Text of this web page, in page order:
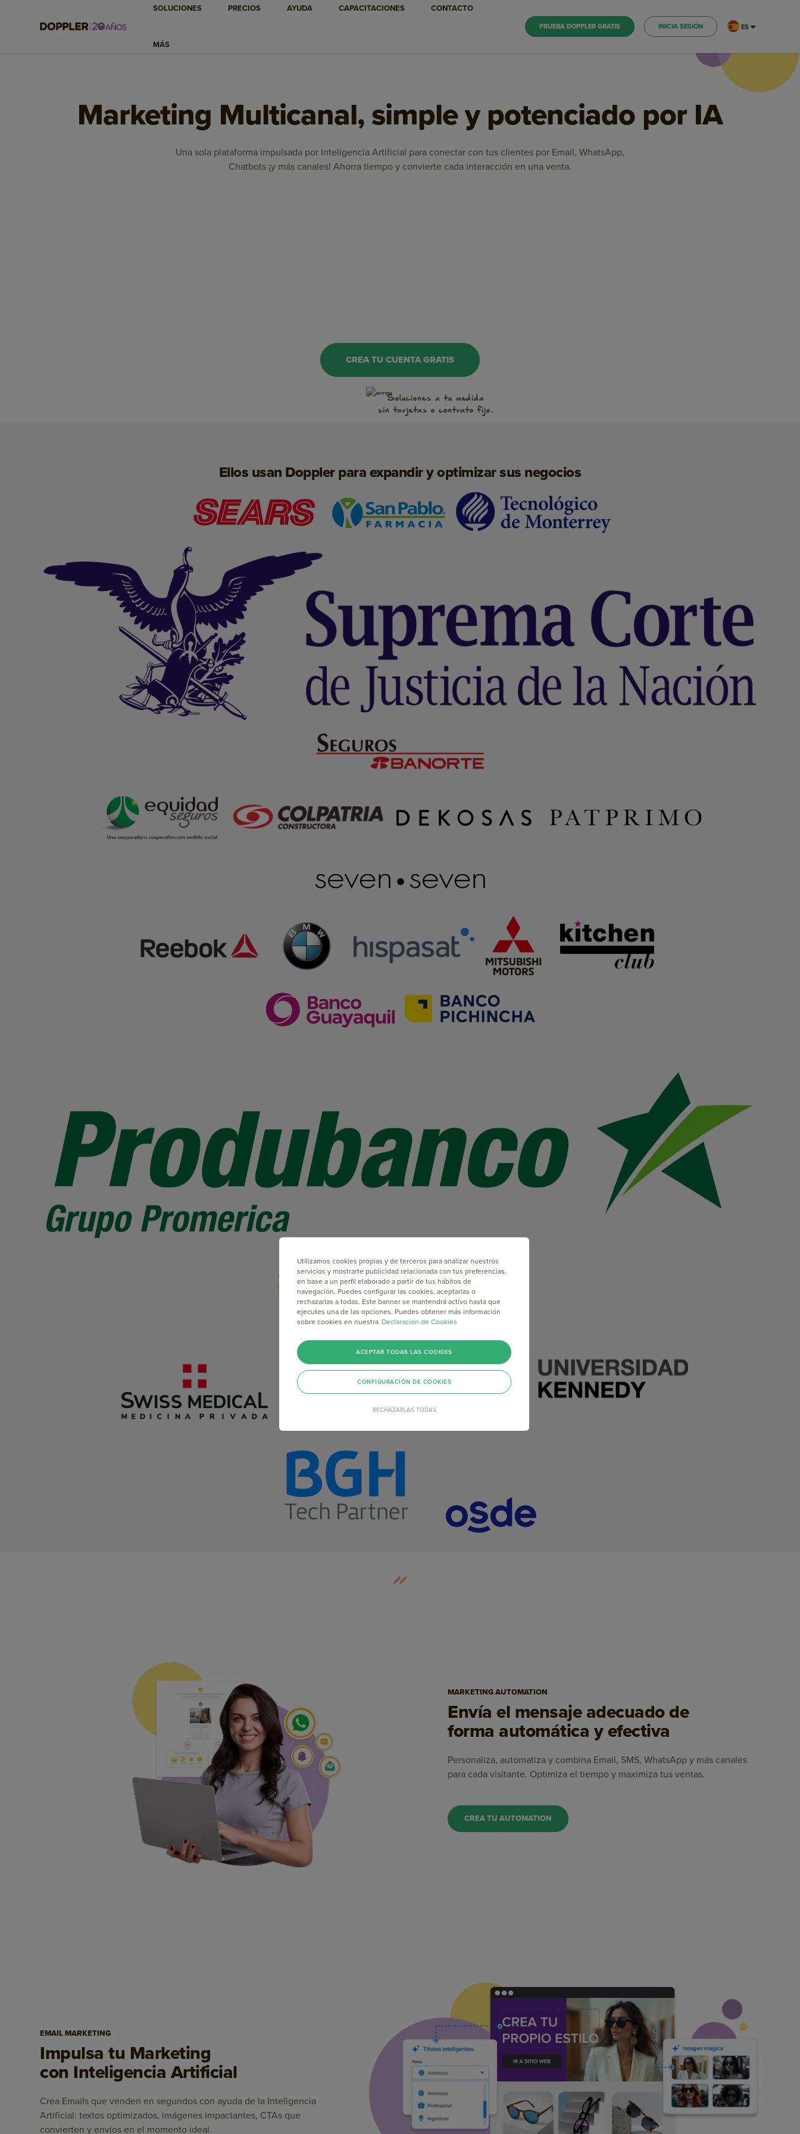
SOLUCIONES PRECIOS AYUDA CAPACITACIONES CONTACTO
MÁS
PRUEBA DOPPLER GRATIS INICIA SESIÓN ES
Marketing Multicanal, simple y potenciado por IA
Una sola plataforma impulsada por Inteligencia Artificial para conectar con tus clientes por Email, WhatsApp,
Chatbots ¡y más canales! Ahorra tiempo y convierte cada interacción en una venta.
Notificaciones Push
Conversaciones
SMS Marketing
CREA TU CUENTA GRATIS
Soluciones a tu medida
sin tarjetas o contrato fijo.
Ellos usan Doppler para expandir y optimizar sus negocios
MARKETING AUTOMATION
Envía el mensaje adecuado de
forma automática y efectiva
Personaliza, automatiza y combina Email, SMS, WhatsApp y más canales
para cada visitante. Optimiza el tiempo y maximiza tus ventas.
CREA TU AUTOMATION
EMAIL MARKETING
Impulsa tu Marketing
con Inteligencia Artificial
Crea Emails que venden en segundos con ayuda de la Inteligencia
Artificial: textos optimizados, imágenes impactantes, CTAs que
convierten y envíos en el momento ideal.
Utilizamos cookies propias y de terceros para analizar nuestros
servicios y mostrarte publicidad relacionada con tus preferencias,
en base a un perfil elaborado a partir de tus hábitos de
navegación. Puedes configurar las cookies, aceptarlas o
rechazarlas a todas. Este banner se mantendrá activo hasta que
ejecutes una de las opciones. Puedes obtener más información
sobre cookies en nuestra Declaración de Cookies
RECHAZARLAS TODAS
ACEPTAR TODAS LAS COOKIES
CONFIGURACIÓN DE COOKIES